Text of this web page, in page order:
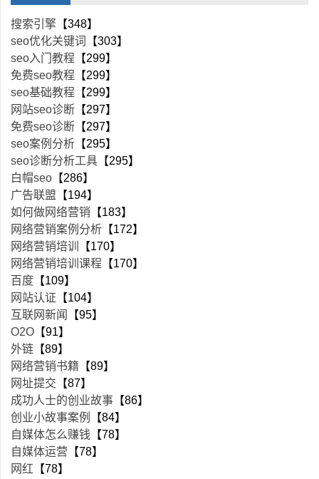
搜索引擎 【348】
seo优化关键词
【303】
seo入门教程 【299】
免费seo教程 【299】
seo基础教程 【299】
网站seo诊断 【297】
免费seo诊断 【297】
seo案例分析 【295】
seo诊断分析工具 【295】
白帽seo 【286】
广告联盟 【194】
如何做网络营销 【183】
网络营销案例分析 【172】
网络营销培训
【170】
网络营销培训课程 【170】
百度 【109】
网站认证 【104】
互联网新闻
【95】
O2O 【91】
外链 【89】
网络营销书籍 【89】
网址提交 【87】
成功人士的创业故事 【86】
创业小故事案例
【84】
自媒体怎么赚钱 【78】
自媒体运营 【78】
网红 【78】